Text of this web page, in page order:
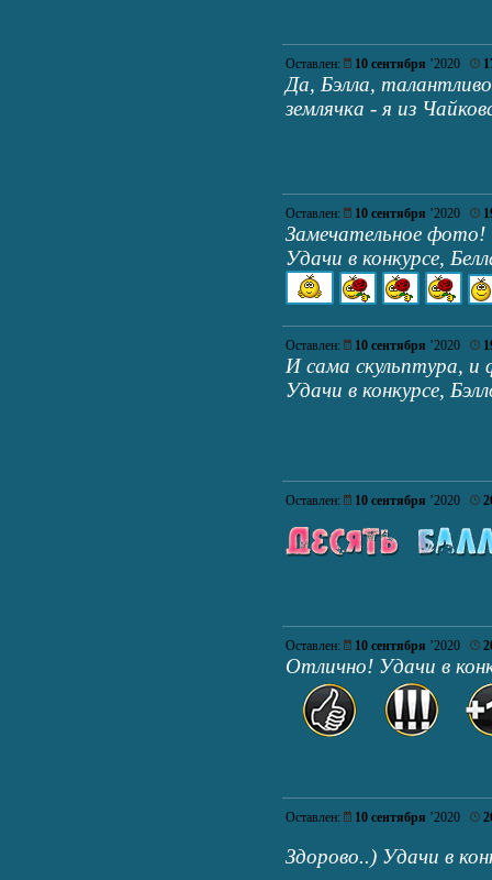
Оставлен: 10 сентября ’2020
Да, Бэлла,
землячка - я из
Оставлен: 10 сентября ’2020
Замечательное фото!
Удачи в конкурсе,
Оставлен: 10 сентября ’2020
И сама скульптура,
Удачи в конкурсе,
Оставлен: 10 сентября ’2020
Оставлен: 10 сентября ’2020
Отлично! Удачи в
Оставлен: 10 сентября ’2020
Здорово..) Удачи в